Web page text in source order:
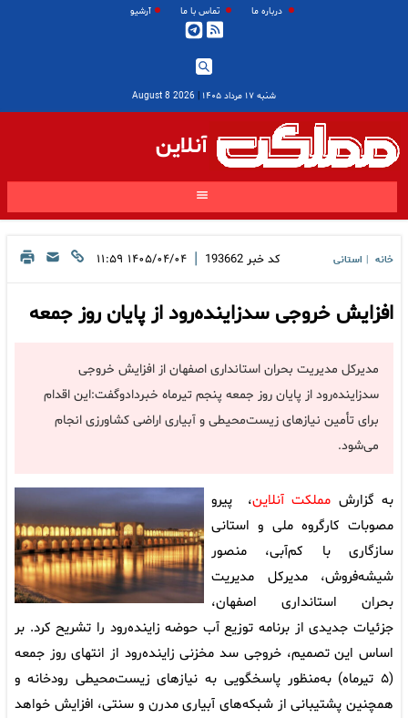
درباره ما تماس با ما آرشیو
شنبه ۱۷ مرداد ۱۴۰۵ |
2026 August 8
آنلاین
خانه استانی کد خبر 193662
| ۱۴۰۵/۰۴/۰۴ ۱۱:۵۹
افزایش خروجی سدزاینده‌رود از پایان روز جمعه
مدیرکل مدیریت بحران استانداری اصفهان از افزایش خروجی
سدزاینده‌رود از پایان روز جمعه پنجم تیرماه خبردادوگفت:این اقدام
برای تأمین نیازهای زیست‌محیطی و آبیاری اراضی کشاورزی انجام
می‌شود.
به گزارش مملکت آنلاین، پیرو
مصوبات کارگروه ملی و استانی
سازگاری با کم‌آبی، منصور
شیشه‌فروش، مدیرکل مدیریت
بحران استانداری اصفهان،
جزئیات جدیدی از برنامه توزیع آب حوضه زاینده‌رود را تشریح کرد. بر
اساس این تصمیم، خروجی سد مخزنی زاینده‌رود از انتهای روز جمعه
(۵ تیرماه) به‌منظور پاسخگویی به نیازهای زیست‌محیطی رودخانه و
همچنین پشتیبانی از شبکه‌های آبیاری مدرن و سنتی، افزایش خواهد